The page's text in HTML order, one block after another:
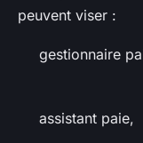
peuvent viser :
gestionnaire
assistant paie,